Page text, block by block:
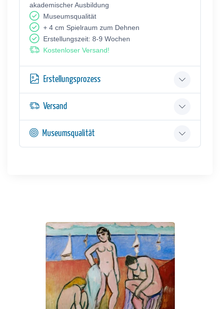
akademischer Ausbildung
Museumsqualität
+ 4 cm Spielraum zum Dehnen
Erstellungszeit: 8-9 Wochen
Kostenloser Versand!
Erstellungsprozess
Versand
Museumsqualität